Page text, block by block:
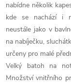
nabídne několik
kde se nachází i
neustále jako v
na nabíječku,
určeny pro malé
Velký batoh na
Množství vnitřního